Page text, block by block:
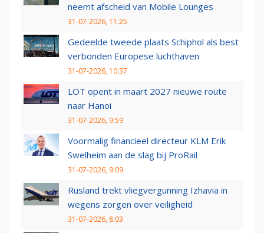
neemt afscheid van Mobile Lounges
31-07-2026, 11:25
Gedeelde tweede plaats Schiphol als best
verbonden Europese luchthaven
31-07-2026, 10:37
LOT opent in maart 2027 nieuwe route
naar Hanoi
31-07-2026, 9:59
Voormalig financieel directeur KLM Erik
Swelheim aan de slag bij ProRail
31-07-2026, 9:09
Rusland trekt vliegvergunning Izhavia in
wegens zorgen over veiligheid
31-07-2026, 8:03